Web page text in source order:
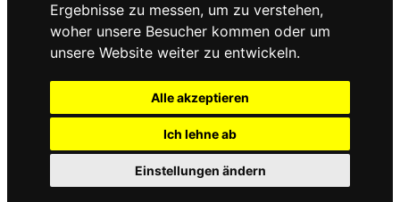
Ergebnisse zu messen, um zu verstehen,
woher unsere Besucher kommen oder um
unsere Website weiter zu entwickeln.
Alle akzeptieren
Ich lehne ab
Einstellungen ändern